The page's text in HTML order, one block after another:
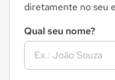
diretamente no seu
Qual seu nome?